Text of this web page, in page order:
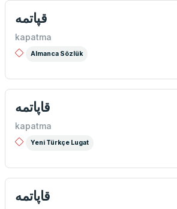
قپاتمه
kapatma
Almanca Sözlük
قاپاتمه
kapatma
Yeni Türkçe Lugat
قاپاتمه